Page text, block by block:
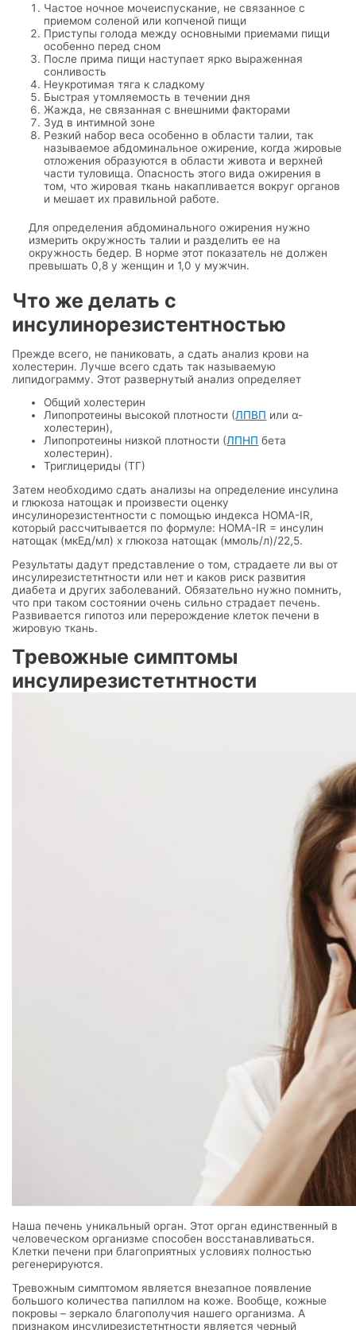
Частое ночное мочеиспускание, не связанное с
приемом соленой или копченой пищи
Приступы голода между основными приемами пищи
особенно перед сном
После прима пищи наступает ярко выраженная
сонливость
Неукротимая тяга к сладкому
Быстрая утомляемость в течении дня
Жажда, не связанная с внешними факторами
Зуд в интимной зоне
Резкий набор веса особенно в области талии, так
называемое абдоминальное ожирение, когда жировые
отложения образуются в области живота и верхней
части туловища. Опасность этого вида ожирения в
том, что жировая ткань накапливается вокруг органов
и мешает их правильной работе.
Для определения абдоминального ожирения нужно
измерить окружность талии и разделить ее на
окружность бедер. В норме этот показатель не должен
превышать 0,8 у женщин и 1,0 у мужчин.
Что же делать с
инсулинорезистентностью
Прежде всего, не паниковать, а сдать анализ крови на
холестерин. Лучше всего сдать так называемую
липидограмму. Этот развернутый анализ определяет
Общий холестерин
Липопротеины высокой плотности (ЛПВП или α-
холестерин),
Липопротеины низкой плотности (ЛПНП бета
холестерин).
Триглицериды (ТГ)
Затем необходимо сдать анализы на определение инсулина
и глюкоза натощак и произвести оценку
инсулинорезистентности с помощью индекса HOMA-IR,
который рассчитывается по формуле: HOMA-IR = инсулин
натощак (мкЕд/мл) x глюкоза натощак (ммоль/л)/22,5.
Результаты дадут представление о том, страдаете ли вы от
инсулирезистетнтности или нет и каков риск развития
диабета и других заболеваний. Обязательно нужно помнить,
что при таком состоянии очень сильно страдает печень.
Развивается гипотоз или перерождение клеток печени в
жировую ткань.
Тревожные симптомы
инсулирезистетнтности
Наша печень уникальный орган. Этот орган единственный в
человеческом организме способен восстанавливаться.
Клетки печени при благоприятных условиях полностью
регенерируются.
Тревожным симптомом является внезапное появление
большого количества папиллом на коже. Вообще, кожные
покровы – зеркало благополучия нашего организма. А
признаком инсулирезистетнтности является черный